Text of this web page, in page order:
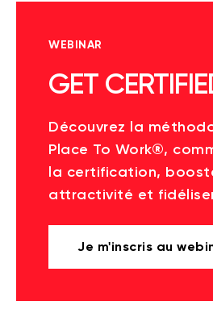
WEBINAR
GET
Découvrez la
Place To Work®,
la certification,
attractivité et
Je m'inscris au